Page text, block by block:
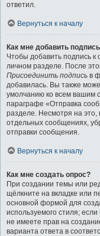
ответил.
Вернуться к началу
Как мне добавить
Чтобы добавить подпись
личном разделе. После
Присоединить подпись в
добавилась. Вы также
умолчанию ко всем вашим
параграфе «Отправка
разделе. Несмотря на
отдельных сообщениях,
отправки сообщения.
Вернуться к началу
Как мне создать опрос?
При создании темы или
щёлкните на вкладке или
основной формой для
используемого стиля;
не имеете прав на
варианта ответа в